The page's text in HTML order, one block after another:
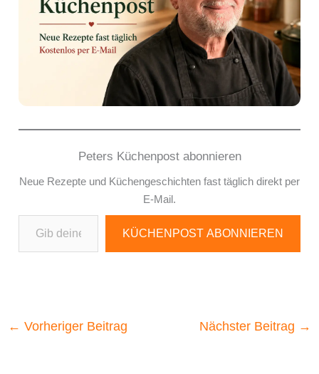
Peters Küchenpost abonnieren
Neue Rezepte und Küchengeschichten fast täglich direkt per
E-Mail.
Gib deine E-Mail-Adresse ein ...
KÜCHENPOST ABONNIEREN
← Vorheriger Beitrag Nächster Beitrag →